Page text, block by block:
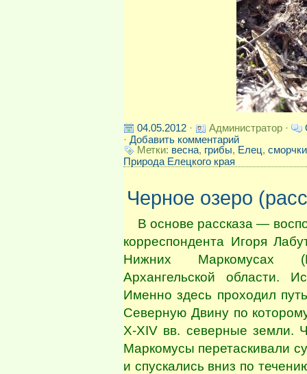
04.05.2012 · Администратор ·
· Добавить комментарий
Метки: весна, грибы, Елец, сморчки
Природа Елецкого края
Черное озеро
В основе рассказа —
корреспондента Игоря
Нижних Маркомусах
Архангельской области.
Именно здесь проходил
Северную Двину по
X-XIV вв. северные земли.
Маркомусы перетаскивали
и спускались вниз по